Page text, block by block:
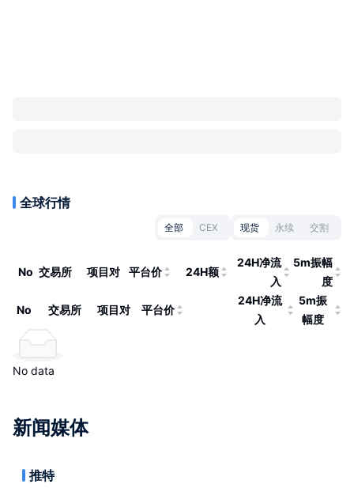
全球行情
全部 CEX 现货 永续 交割
No 交易所 项目对 平台价 24H额
24H净流
入
5m振幅
度
No 交易所 项目对 平台价
24H净流
入
5m振
幅度
No data
新闻媒体
推特